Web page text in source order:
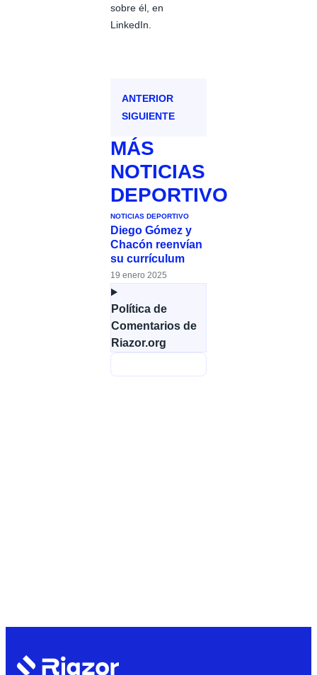
sobre él, en
LinkedIn.
ANTERIOR
SIGUIENTE
MÁS
NOTICIAS
DEPORTIVO
NOTICIAS DEPORTIVO
Diego Gómez y
Chacón reenvían
su currículum
19 enero 2025
Política de
Comentarios de
Riazor.org